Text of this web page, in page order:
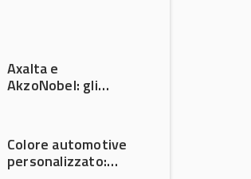
Axalta e
AkzoNobel: gli
Colore automotive
personalizzato: